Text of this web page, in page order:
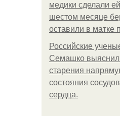
медики сделали
шестом месяце
оставили в матке
Российские
Семашко
старения
состояния
сердца.